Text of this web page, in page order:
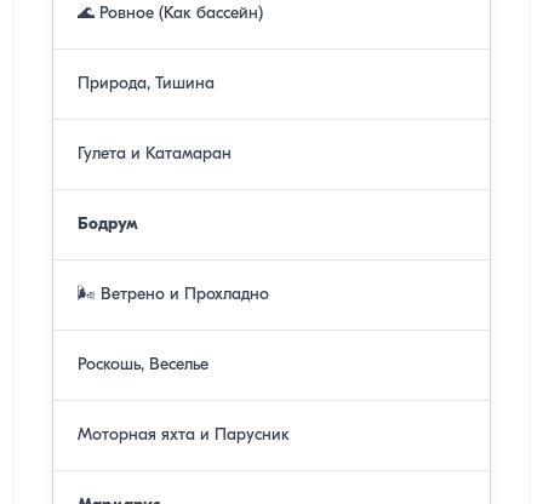
🌊 Ровное (Как бассейн)
Природа, Тишина
Гулета и Катамаран
Бодрум
🌬️ Ветрено и Прохладно
Роскошь, Веселье
Моторная яхта и Парусник